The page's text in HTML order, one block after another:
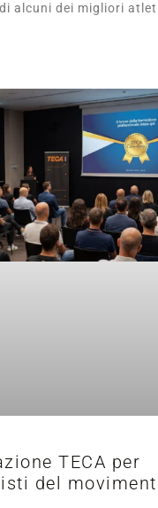
alcuni dei migliori
TECA per
del